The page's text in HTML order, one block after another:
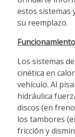
estos sistemas
su reemplazo.
Los sistemas
cinética en
vehículo. Al
hidráulica
discos (en
los tambores
fricción y